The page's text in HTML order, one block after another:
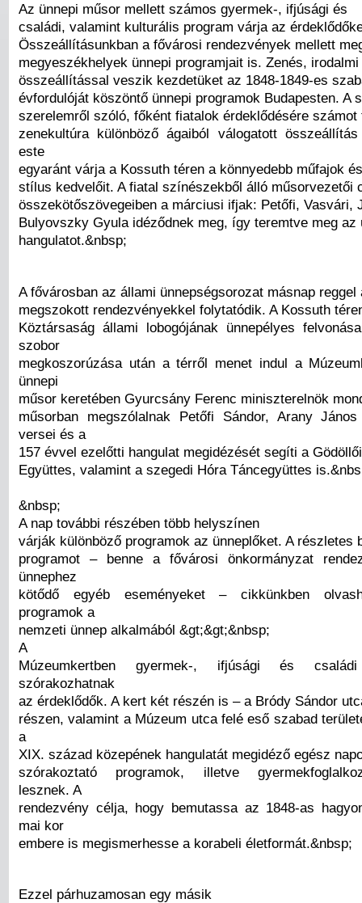
Az ünnepi műsor mellett számos gyermek-, ifjúsági és
családi, valamint kulturális program várja az
Összeállításunkban a fővárosi rendezvények mellett
megyeszékhelyek ünnepi programjait is. Zenés,
összeállítással veszik kezdetüket az 1848-1849-es
évfordulóját köszöntő ünnepi programok Budapesten. A
szerelemről szóló, főként fiatalok érdeklődésére számot
zenekultúra különböző ágaiból válogatott
este
egyaránt várja a Kossuth téren a könnyedebb műfajok
stílus kedvelőit. A fiatal színészekből álló műsorvezetői
összekötőszövegeiben a márciusi ifjak: Petőfi, Vasvári,
Bulyovszky Gyula idéződnek meg, így teremtve meg az
hangulatot.&nbsp;
A fővárosban az állami ünnepségsorozat másnap reggel
megszokott rendezvényekkel folytatódik. A Kossuth
Köztársaság állami lobogójának ünnepélyes
szobor
megkoszorúzása után a térről menet indul a
ünnepi
műsor keretében Gyurcsány Ferenc miniszterelnök
műsorban megszólalnak Petőfi Sándor, Arany
versei és a
157 évvel ezelőtti hangulat megidézését segíti a
Együttes, valamint a szegedi Hóra Táncegyüttes
&nbsp;
A nap további részében több helyszínen
várják különböző programok az ünneplőket. A részletes
programot – benne a fővárosi önkormányzat
ünnephez
kötődő egyéb eseményeket – cikkünkben
programok a
nemzeti ünnep alkalmából &gt;&gt;&nbsp;
A
Múzeumkertben gyermek-, ifjúsági és családi
szórakozhatnak
az érdeklődők. A kert két részén is – a Bródy Sándor
részen, valamint a Múzeum utca felé eső szabad
a
XIX. század közepének hangulatát megidéző egész
szórakoztató programok, illetve
lesznek. A
rendezvény célja, hogy bemutassa az 1848-as
mai kor
embere is megismerhesse a korabeli életformát.&nbsp;
Ezzel párhuzamosan egy másik